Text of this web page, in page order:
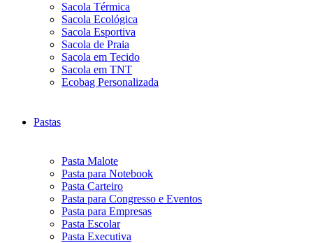
Sacola Térmica
Sacola Ecológica
Sacola Esportiva
Sacola de Praia
Sacola em Tecido
Sacola em TNT
Ecobag Personalizada
Pastas
Pasta Malote
Pasta para Notebook
Pasta Carteiro
Pasta para Congresso e Eventos
Pasta para Empresas
Pasta Escolar
Pasta Executiva